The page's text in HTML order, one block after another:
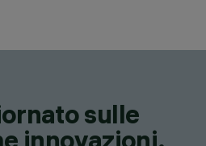
sulle